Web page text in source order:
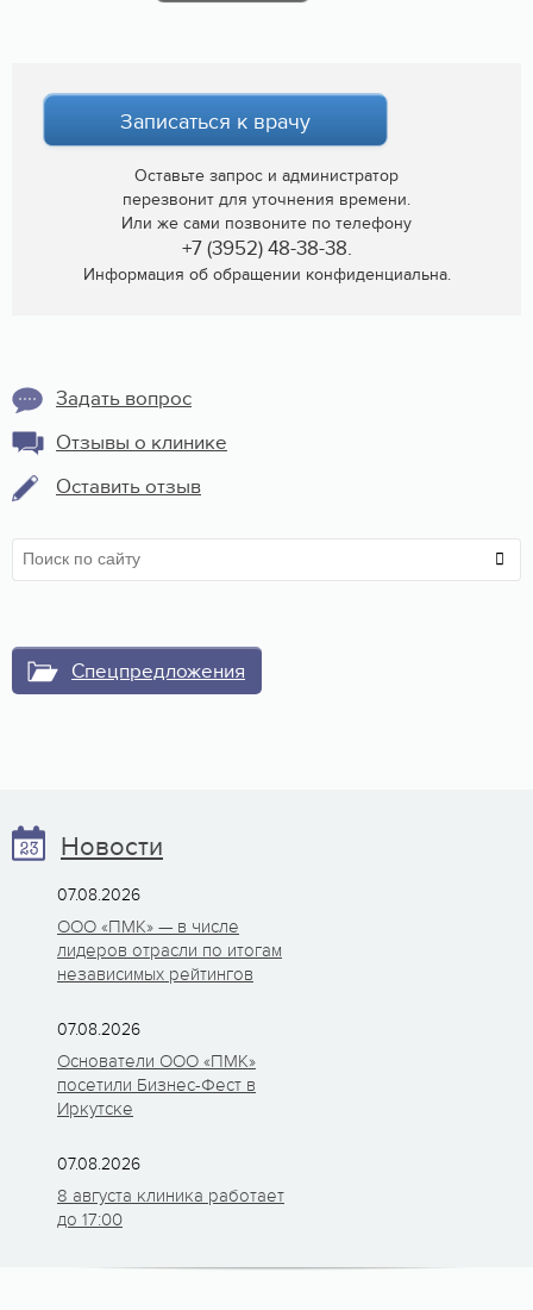
Записаться к врачу
Оставьте запрос и администратор
перезвонит для уточнения времени.
Или же сами позвоните по телефону
+7 (3952) 48-38-38.
Информация об обращении конфиденциальна.
Задать вопрос
Отзывы о клинике
Оставить отзыв
Спецпредложения
Новости
07.08.2026
ООО «ПМК» — в числе
лидеров отрасли по итогам
независимых рейтингов
07.08.2026
Основатели ООО «ПМК»
посетили Бизнес-Фест в
Иркутске
07.08.2026
8 августа клиника работает
до 17:00